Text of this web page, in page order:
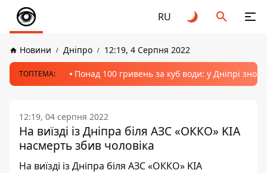
RU
Новини Дніпро 12:19, 4 Серпня 2022
ТОПТЕМА: Понад 100 гривень за куб води: у Дніпрі
12:19, 04 серпня 2022
На виїзді із Дніпра біля АЗС «ОККО» KIA
насмерть збив чоловіка
На виїзді із Дніпра біля АЗС «ОККО» KIA